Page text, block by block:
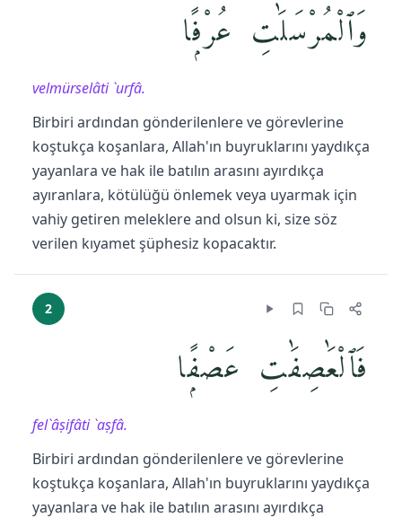
وَٱلْمُرْسَلَٰتِ عُرْفًۭا
velmürselâti `urfâ.
Birbiri ardından gönderilenlere ve görevlerine
koştukça koşanlara, Allah'ın buyruklarını yaydıkça
yayanlara ve hak ile batılın arasını ayırdıkça
ayıranlara, kötülüğü önlemek veya uyarmak için
vahiy getiren meleklere and olsun ki, size söz
verilen kıyamet şüphesiz kopacaktır.
2
فَٱلْعَٰصِفَٰتِ عَصْفًۭا
fel`âṣifâti `aṣfâ.
Birbiri ardından gönderilenlere ve görevlerine
koştukça koşanlara, Allah'ın buyruklarını yaydıkça
yayanlara ve hak ile batılın arasını ayırdıkça